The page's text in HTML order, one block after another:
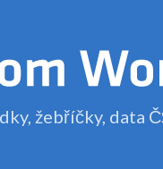
žebříčky, data